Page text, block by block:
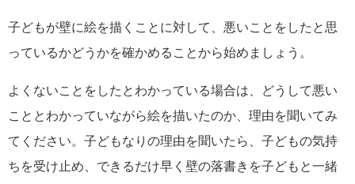
子どもが壁に絵を描くことに対して、悪いことをしたと思
っているかどうかを確かめることから始めましょう。
よくないことをしたとわかっている場合は、どうして悪い
こととわかっていながら絵を描いたのか、理由を聞いてみ
てください。子どもなりの理由を聞いたら、子どもの気持
ちを受け止め、できるだけ早く壁の落書きを子どもと一緒